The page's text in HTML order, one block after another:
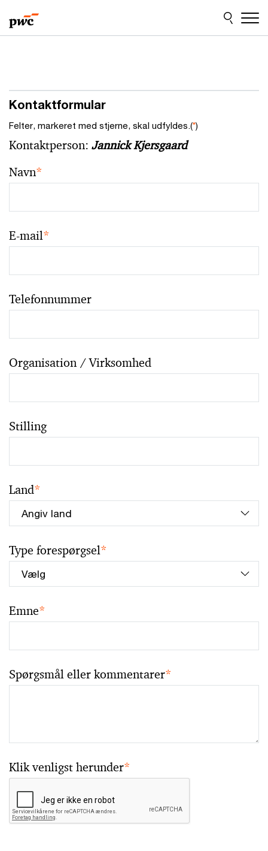
to
content
to
footer
Kontaktformular
Felter, markeret med stjerne, skal udfyldes.(*)
Kontaktperson: Jannick Kjersgaard
Navn*
E-mail*
Telefonnummer
Organisation / Virksomhed
Stilling
Land*
Type forespørgsel*
Emne*
Spørgsmål eller kommentarer*
Klik venligst herunder*